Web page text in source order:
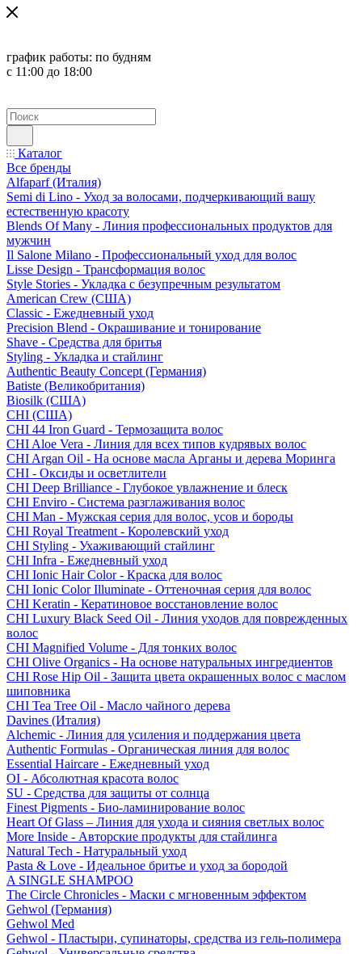
график работы: по будням
с 11:00 до 18:00
Каталог
Все бренды
Alfaparf (Италия)
Semi di Lino - Уход за волосами, подчеркивающий вашу
естественную красоту
Blends Of Many - Линия профессиональных продуктов для
мужчин
Il Salone Milano - Профессиональный уход для волос
Lisse Design - Трансформация волос
Style Stories - Укладка с безупречным результатом
American Crew (США)
Classic - Ежедневный уход
Precision Blend - Окрашивание и тонирование
Shave - Средства для бритья
Styling - Укладка и стайлинг
Authentic Beauty Concept (Германия)
Batiste (Великобритания)
Biosilk (США)
CHI (США)
CHI 44 Iron Guard - Термозащита волос
CHI Aloe Vera - Линия для всех типов кудрявых волос
CHI Argan Oil - На основе масла Арганы и дерева Моринга
CHI - Оксиды и осветлители
CHI Deep Brilliance - Глубокое увлажнение и блеск
CHI Enviro - Система разглаживания волос
CHI Man - Мужская серия для волос, усов и бороды
CHI Royal Treatment - Королевский уход
CHI Styling - Ухаживающий стайлинг
CHI Infra - Ежедневный уход
CHI Ionic Hair Color - Краска для волос
CHI Ionic Color Illuminate - Оттеночная серия для волос
CHI Keratin - Кератиновое восстановление волос
CHI Luxury Black Seed Oil - Линия уходов для поврежденных
волос
CHI Magnified Volume - Для тонких волос
CHI Olive Organics - На основе натуральных ингредиентов
CHI Rose Hip Oil - Защита цвета окрашенных волос с маслом
шиповника
CHI Tea Tree Oil - Масло чайного дерева
Davines (Италия)
Alchemic - Линия для усиления и поддержания цвета
Authentic Formulas - Органическая линия для волос
Essential Haircare - Eжедневный уход
OI - Абсолютная красота волос
SU - Средства для защиты от солнца
Finest Pigments - Био-ламинирование волос
Heart Of Glass – Линия для ухода и сияния светлых волос
More Inside - Авторские продукты для стайлинга
Natural Tech - Натуральный уход
Pasta & Love - Идеальное бритье и уход за бородой
A SINGLE SHAMPOO
The Circle Chronicles - Маски с мгновенным эффектом
Gehwol (Германия)
Gehwol Med
Gehwol - Пластыри, супинаторы, средства из гель-полимера